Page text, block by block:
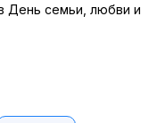
День семьи, любви и